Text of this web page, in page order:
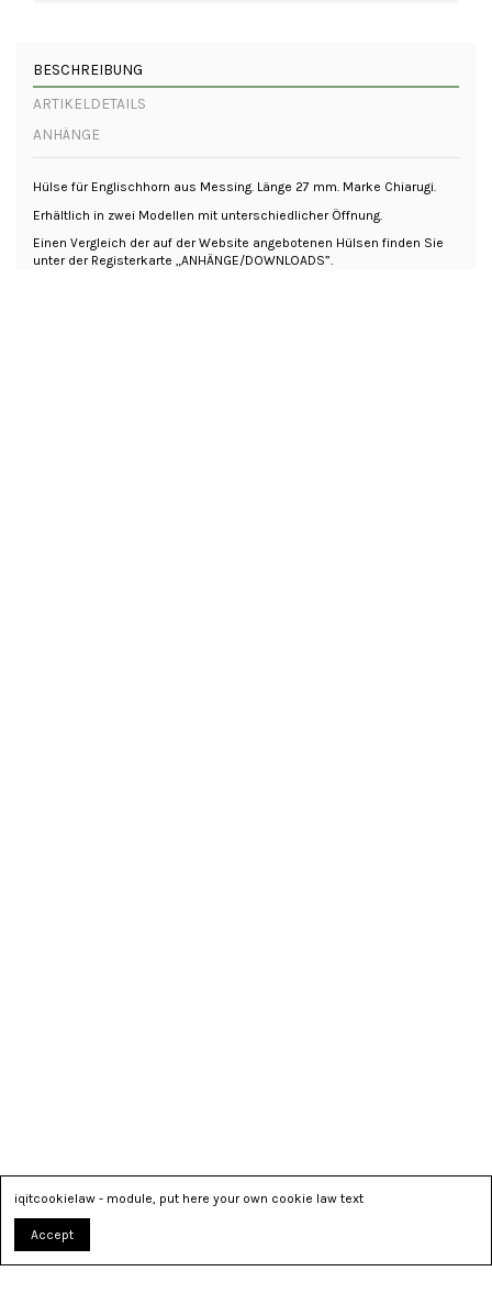
BESCHREIBUNG
ARTIKELDETAILS
ANHÄNGE
Hülse für Englischhorn aus Messing. Länge 27 mm. Marke Chiarugi.
Erhältlich in zwei Modellen mit unterschiedlicher Öffnung.
Einen Vergleich der auf der Website angebotenen Hülsen finden Sie
unter der Registerkarte „ANHÄNGE/DOWNLOADS”.
iqitcookielaw - module, put here your own cookie law text
Accept